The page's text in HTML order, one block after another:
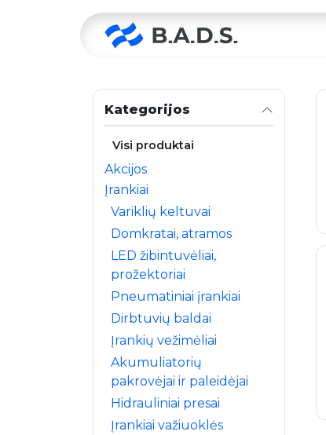
Kategorijos
Visi produktai
Akcijos
Įrankiai
Variklių keltuvai
Domkratai, atramos
LED žibintuvėliai,
prožektoriai
Pneumatiniai įrankiai
Dirbtuvių baldai
Įrankių vežimėliai
Akumuliatorių
pakrovėjai ir paleidėjai
Hidrauliniai presai
Įrankiai važiuoklės